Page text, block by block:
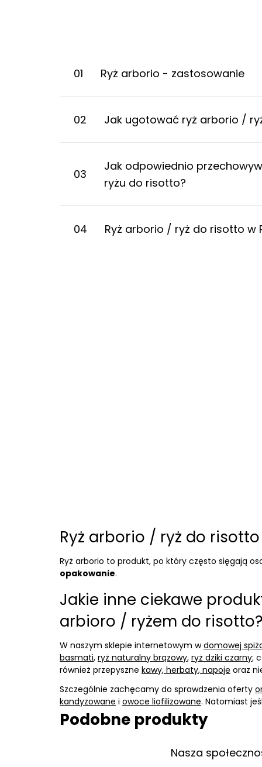
01 Ryż arborio - zastosowanie
02 Jak ugotować ryż arborio /
03
Jak odpowiednio
ryżu do risotto?
04 Ryż arborio / ryż do risotto w
Ryż arborio / ryż do
Ryż arborio to produkt, po który często sięgają
opakowanie.
Jakie inne ciekawe
arbioro / ryżem do risotto?
W naszym sklepie internetowym wdomowej
basmati, ryż naturalny brązowy, ryż dziki czarny;
również przepyszne kawy, herbaty, napoje oraz
Szczególnie zachęcamy do sprawdzenia oferty
kandyzowane i owoce liofilizowane. Natomiast
Podobne produkty
Nasza